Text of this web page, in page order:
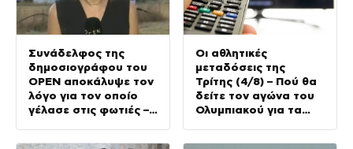
Συνάδελφος της
δημοσιογράφου του
OPEN αποκάλυψε τον
λόγο για τον οποίο
γέλασε στις φωτιές –
Οι αθλητικές
μεταδόσεις της
Τρίτης (4/8) – Πού θα
δείτε τον αγώνα του
Ολυμπιακού για τα